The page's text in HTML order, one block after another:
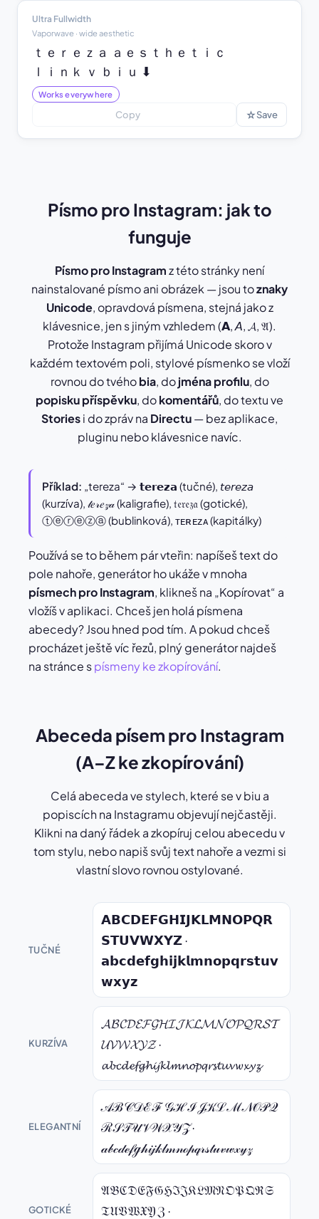
Ultra Fullwidth
Vaporwave · wide aesthetic
ｔｅｒｅｚａ ａｅｓｔｈｅｔｉｃ
ｌｉｎｋ ｖ ｂｉｕ ⬇
Works everywhere
Copy ☆Save
Písmo pro Instagram: jak to
funguje
Písmo pro Instagramz této stránky není
nainstalované písmo ani obrázek — jsou toznaky
Unicode, opravdová písmena, stejná jako z
klávesnice, jen s jiným vzhledem (𝗔, 𝘈, 𝓐, 𝔄).
Protože Instagram přijímá Unicode skoro v
každém textovém poli, stylové písmenko se vloží
rovnou do tvéhobia, dojména profilu, do
popisku příspěvku, dokomentářů, do textu ve
Storiesi do zpráv na Directu— bez aplikace,
pluginu nebo klávesnice navíc.
Příklad: „tereza“ → 𝘁𝗲𝗿𝗲𝘇𝗮 (tučné), 𝘵𝘦𝘳𝘦𝘻𝘢
(kurzíva), 𝓉𝑒𝓇𝑒𝓏𝒶 (kaligrafie), 𝔱𝔢𝔯𝔢𝔷𝔞 (gotické),
ⓣⓔⓡⓔⓩⓐ (bublinková), ᴛᴇʀᴇᴢᴀ (kapitálky)
Používá se to během pár vteřin: napíšeš text do
pole nahoře, generátor ho ukáže v mnoha
písmech pro Instagram, klikneš na „Kopírovat“ a
vložíš v aplikaci. Chceš jen holá písmena
abecedy? Jsou hned pod tím. A pokud chceš
procházet ještě víc řezů, plný generátor najdeš
na stránce spísmeny ke zkopírování.
Abeceda písem pro Instagram
(A–Z ke zkopírování)
Celá abeceda ve stylech, které se v biu a
popiscích na Instagramu objevují nejčastěji.
Klikni na daný řádek a zkopíruj celou abecedu v
tom stylu, nebo napiš svůj text nahoře a vezmi si
vlastní slovo rovnou ostylované.
TUČNÉ
𝗔𝗕𝗖𝗗𝗘𝗙𝗚𝗛𝗜𝗝𝗞𝗟𝗠𝗡𝗢𝗣𝗤𝗥
𝗦𝗧𝗨𝗩𝗪𝗫𝗬𝗭 ·
𝗮𝗯𝗰𝗱𝗲𝗳𝗴𝗵𝗶𝗷𝗸𝗹𝗺𝗻𝗼𝗽𝗾𝗿𝘀𝘁𝘂𝘃
𝘄𝘅𝘆𝘇
KURZÍVA
𝓐𝓑𝓒𝓓𝓔𝓕𝓖𝓗𝓘𝓙𝓚𝓛𝓜𝓝𝓞𝓟𝓠𝓡𝓢𝓣
𝓤𝓥𝓦𝓧𝓨𝓩 ·
𝓪𝓫𝓬𝓭𝓮𝓯𝓰𝓱𝓲𝓳𝓴𝓵𝓶𝓷𝓸𝓹𝓺𝓻𝓼𝓽𝓾𝓿𝔀𝔁𝔂𝔃
ELEGANTNÍ
𝒜ℬ𝒞𝒟ℰℱ𝒢ℋℐ𝒥𝒦ℒℳ𝒩𝒪𝒫𝒬
ℛ𝒮𝒯𝒰𝒱𝒲𝒳𝒴𝒵 ·
𝒶𝒷𝒸𝒹ℯ𝒻ℊ𝒽𝒾𝒿𝓀𝓁𝓂𝓃ℴ𝓅𝓆𝓇𝓈𝓉𝓊𝓋𝓌𝓍𝓎𝓏
GOTICKÉ
𝔄𝔅ℭ𝔇𝔈𝔉𝔊ℌℑ𝔍𝔎𝔏𝔐𝔑𝔒𝔓𝔔ℜ𝔖
𝔗𝔘𝔙𝔚𝔛𝔜ℨ ·